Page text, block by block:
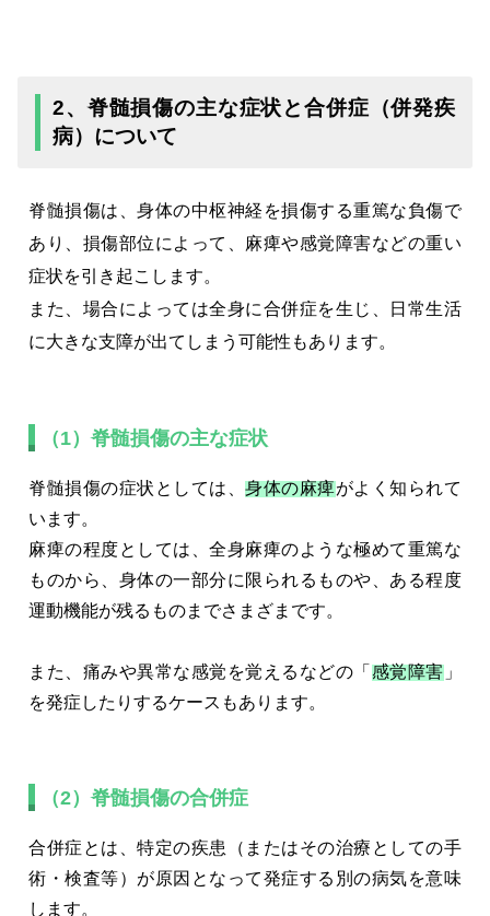
2、脊髄損傷の主な症状と合併症（併発疾
病）について
脊髄損傷は、身体の中枢神経を損傷する重篤な負傷で
あり、損傷部位によって、麻痺や感覚障害などの重い
症状を引き起こします。
また、場合によっては全身に合併症を生じ、日常生活
に大きな支障が出てしまう可能性もあります。
（1）脊髄損傷の主な症状
脊髄損傷の症状としては、身体の麻痺がよく知られて
います。
麻痺の程度としては、全身麻痺のような極めて重篤な
ものから、身体の一部分に限られるものや、ある程度
運動機能が残るものまでさまざまです。
また、痛みや異常な感覚を覚えるなどの「 感覚障害 」
を発症したりするケースもあります。
（2）脊髄損傷の合併症
合併症とは、特定の疾患（またはその治療としての手
術・検査等）が原因となって発症する別の病気を意味
します。